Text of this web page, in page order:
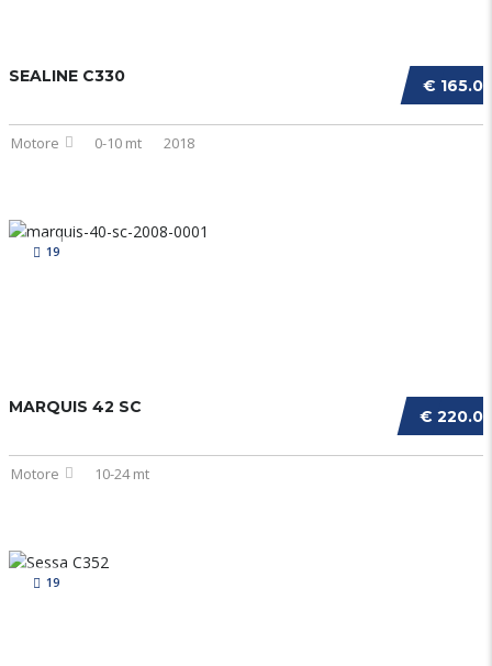
€
SEALINE C330
Motore 0-10 mt 2018
19
€
MARQUIS 42 SC
Motore 10-24 mt
19